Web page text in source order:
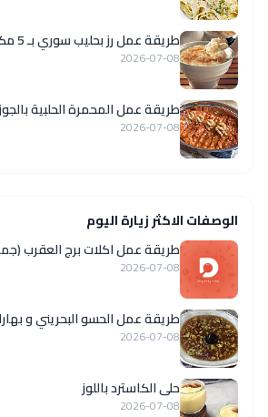
طريقة عمل رز بحليب سوري بـ 5 مكونات
2026-07-08
طريقة عمل المحمرة الحلبية بالجوز
2026-07-08
الوصفات الاكثر زيارة اليوم
طريقة عمل اكلات برج العقرب
2026-07-08
طريقة عمل الحسو البحريني و
2026-07-08
حلى الكاسترد باللوز
2026-07-08